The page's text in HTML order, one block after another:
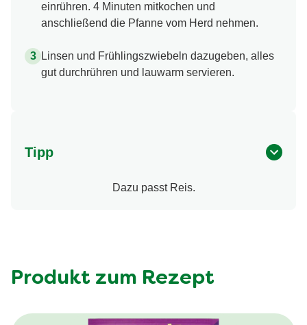
einrühren. 4 Minuten mitkochen und
anschließend die Pfanne vom Herd nehmen.
Linsen und Frühlingszwiebeln dazugeben, alles
gut durchrühren und lauwarm servieren.
Tipp
Dazu passt Reis.
Produkt zum Rezept